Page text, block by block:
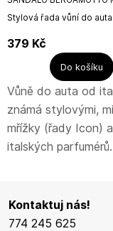
Stylová řada vůní do
se zasune do ventilace
osvěžení auta na mnoho
Vyroben z...
Shades 47 g
379 Kč
Do košíku
Vůně do auta od
známá stylovými,
mřížky (řady Icon)
italských parfumérů.
Kontaktuj nás!
774 245 625